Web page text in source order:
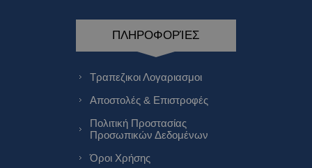
ΠΛΗΡΟΦΟΡΊΕΣ
Τραπεζικοι Λογαριασμοι
Αποστολές & Επιστροφές
Πολιτική Προστασίας
Προσωπικών Δεδομένων
Όροι Χρήσης